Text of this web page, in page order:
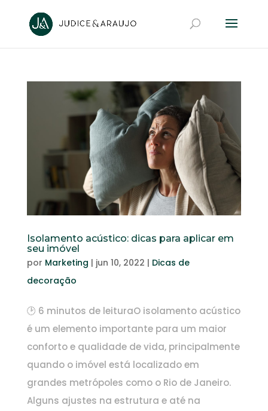
Isolamento acústico: dicas para aplicar em
seu imóvel
por Marketing | jun 10, 2022 | Dicas de
decoração
🕑 6 minutos de leituraO isolamento acústico
é um elemento importante para um maior
conforto e qualidade de vida, principalmente
quando o imóvel está localizado em
grandes metrópoles como o Rio de Janeiro.
Alguns ajustes na estrutura e até na